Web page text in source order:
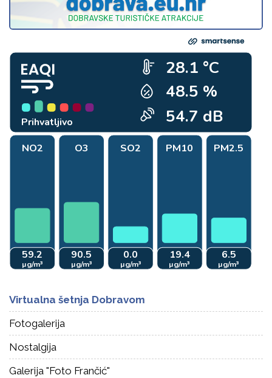
Virtualna šetnja Dobravom
Fotogalerija
Nostalgija
Galerija "Foto Frančić"